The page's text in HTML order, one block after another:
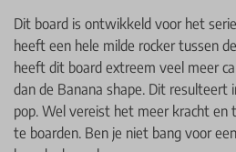
Dit board is ontwikkeld voor het
heeft een hele milde rocker tussen
heeft dit board extreem veel meer
dan de Banana shape. Dit resulteert
pop. Wel vereist het meer kracht en
te boarden. Ben je niet bang voor